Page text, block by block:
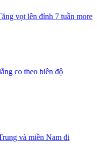
vọt lên đỉnh 7 tuần more
co theo biên độ
và miền Nam đi